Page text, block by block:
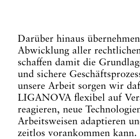
Darüber hinaus
Abwicklung aller
schaffen damit die
und sichere
unsere Arbeit sorgen wir
LIGANOVA flexibel auf
reagieren, neue
Arbeitsweisen adaptieren
zeitlos vorankommen kann.